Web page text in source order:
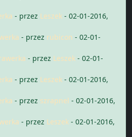
- przez Leszek - 02-01-2016,
- przez rubicon - 02-01-
- przez Leszek - 02-01-
- przez Leszek - 02-01-2016,
- przez szrapnel - 02-01-2016,
- przez Leszek - 02-01-2016,